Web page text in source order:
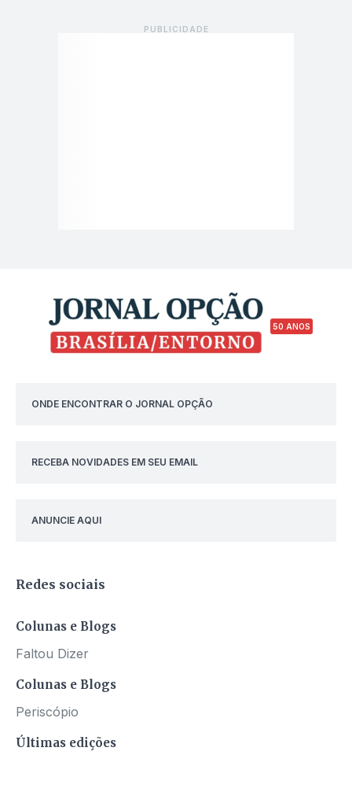
50 ANOS
ONDE ENCONTRAR O JORNAL OPÇÃO
RECEBA NOVIDADES EM SEU EMAIL
ANUNCIE AQUI
Redes sociais
Colunas e Blogs
Faltou Dizer
Colunas e Blogs
Periscópio
Últimas edições